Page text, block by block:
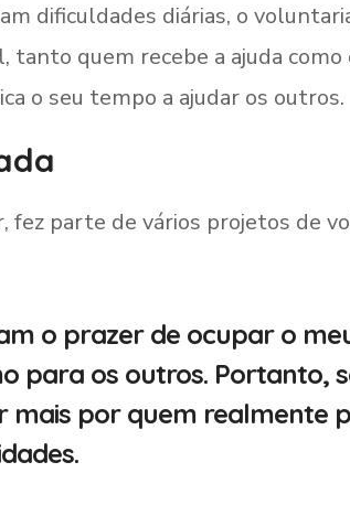
dificuldades diárias, o
tanto quem recebe a ajuda
o seu tempo a ajudar os outros.
fez parte de vários projetos de
o prazer de ocupar o
para os outros. Portanto,
por quem realmente